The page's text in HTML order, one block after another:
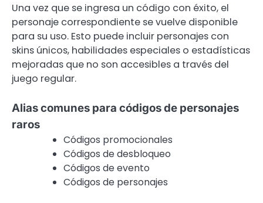
Una vez que se ingresa un código con éxito, el
personaje correspondiente se vuelve disponible
para su uso. Esto puede incluir personajes con
skins únicos, habilidades especiales o estadísticas
mejoradas que no son accesibles a través del
juego regular.
Alias comunes para códigos de personajes
raros
Códigos promocionales
Códigos de desbloqueo
Códigos de evento
Códigos de personajes